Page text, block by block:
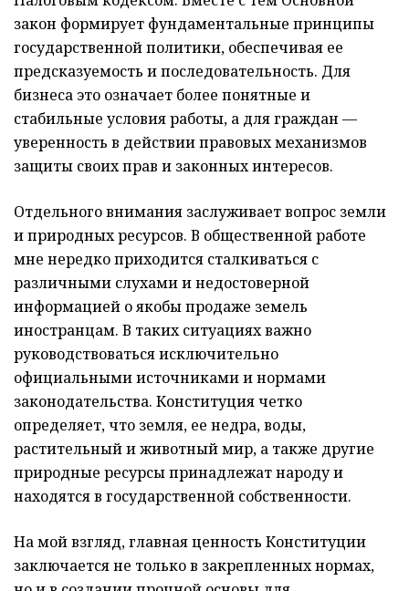
закон формирует фундаментальные принципы
государственной политики, обеспечивая ее
предсказуемость и последовательность. Для
бизнеса это означает более понятные и
стабильные условия работы, а для граждан —
уверенность в действии правовых механизмов
защиты своих прав и законных интересов.
Отдельного внимания заслуживает вопрос земли
и природных ресурсов. В общественной работе
мне нередко приходится сталкиваться с
различными слухами и недостоверной
информацией о якобы продаже земель
иностранцам. В таких ситуациях важно
руководствоваться исключительно
официальными источниками и нормами
законодательства. Конституция четко
определяет, что земля, ее недра, воды,
растительный и животный мир, а также другие
природные ресурсы принадлежат народу и
находятся в государственной собственности.
На мой взгляд, главная ценность Конституции
заключается не только в закрепленных нормах,